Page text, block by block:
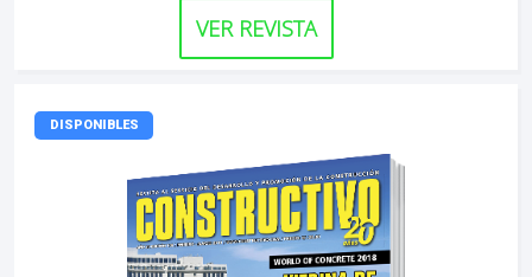
VER REVISTA
DISPONIBLES